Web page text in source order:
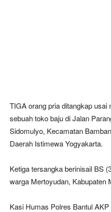
TIGA orang pria ditangkap usai
sebuah toko baju di Jalan
Sidomulyo, Kecamatan
Daerah Istimewa Yogyakarta.
Ketiga tersangka berinisail BS
warga Mertoyudan, Kabupaten
Kasi Humas Polres Bantul